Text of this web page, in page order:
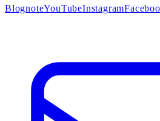
BlognoteYouTubeInstagram